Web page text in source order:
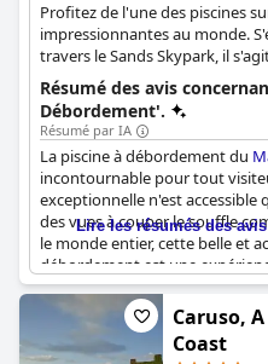
Profitez de l'une des piscines
impressionnantes au monde.
travers le Sands Skypark, il
monde à cette hauteur et elle
ville. Sa piscine à débordement
clients une expérience de
panoramiques idylliques sur
Résumé des avis
Débordement'.
Résumé par IA
La piscine à débordement du
incontournable pour tout
exceptionnelle n'est
des vues à couper le souffle
le monde entier, cette belle et
débordement est une
qu'elle soit située sur le toit de
l'ambiance, ce qui en fait un
l'ensemble, la piscine à
étonnante, superbe et
Lire les résumés des
Caruso,
Coast